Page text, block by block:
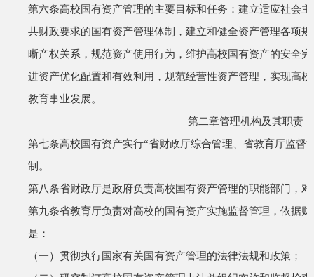
第六条高校国有资产管理的主要目标和任务：建立适应社会
共财政要求的国有资产管理体制，建立和健全资产管理各项
晰产权关系，规范资产使用行为，维护高校国有资产的安全
进资产优化配置和有效利用，规范经营性资产管理，实现高
教育事业发展。
第二章管理机构及其职责
第七条高校国有资产实行“省财政厅综合管理、省教育厅监督
制。
第八条省财政厅是政府负责高校国有资产管理的职能部门，
第九条省教育厅负责对高校的国有资产实施监督管理，依据
是：
（一）贯彻执行国家有关国有资产管理的法律法规和政策；